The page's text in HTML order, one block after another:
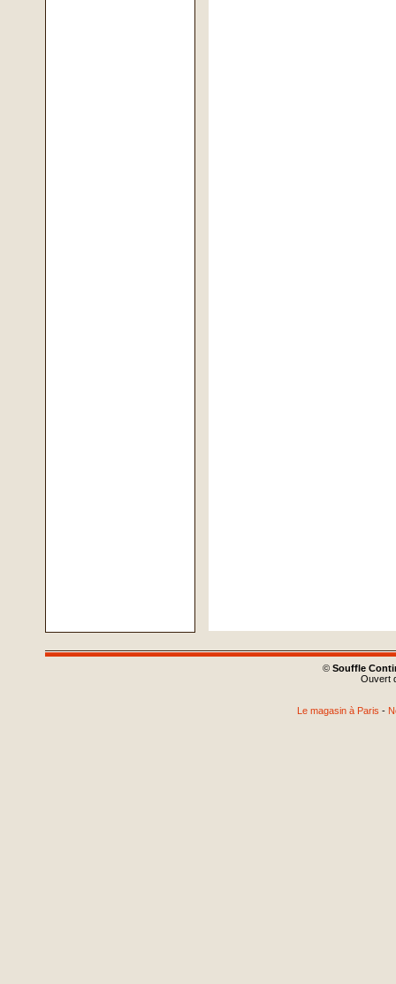
© Souffle
Ouvert
Le magasin à Paris -